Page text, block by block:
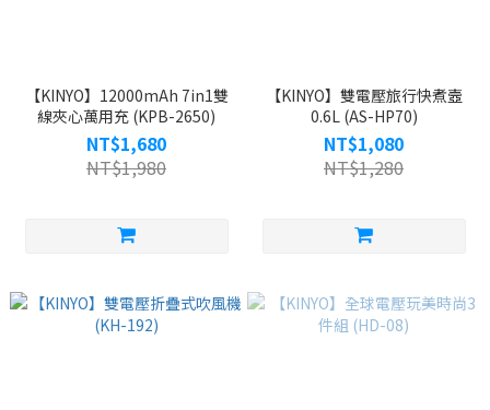
【KINYO】12000mAh 7in1雙
線夾心萬用充 (KPB-2650)
NT$1,680
NT$1,980
【KINYO】雙電壓旅行快煮壼
0.6L (AS-HP70)
NT$1,080
NT$1,280